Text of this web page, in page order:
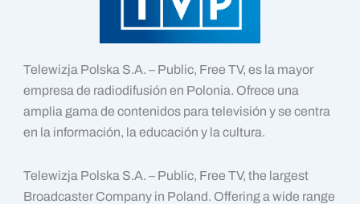
Telewizja Polska S.A. – Public, Free TV, es la mayor
empresa de radiodifusión en Polonia. Ofrece una
amplia gama de contenidos para televisión y se centra
en la información, la educación y la cultura.
Telewizja Polska S.A. – Public, Free TV, the largest
Broadcaster Company in Poland. Offering a wide range